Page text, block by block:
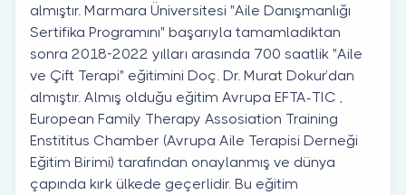
almıştır. Marmara Üniversitesi "Aile Danışmanlığı
Sertifika Programını" başarıyla tamamladıktan
sonra 2018-2022 yılları arasında 700 saatlik "Aile
ve Çift Terapi" eğitimini Doç. Dr. Murat Dokur’dan
almıştır. Almış olduğu eğitim Avrupa EFTA-TIC ,
European Family Therapy Assosiation Training
Enstititus Chamber (Avrupa Aile Terapisi Derneği
Eğitim Birimi) tarafından onaylanmış ve dünya
çapında kırk ülkede geçerlidir. Bu eğitim